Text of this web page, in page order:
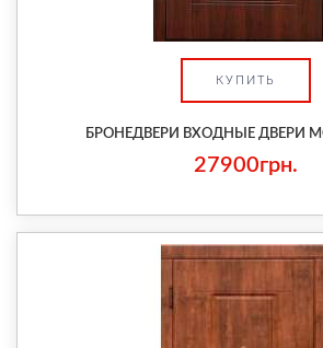
КУПИТЬ
БРОНЕДВЕРИ ВХОДНЫЕ ДВЕРИ
27900грн.